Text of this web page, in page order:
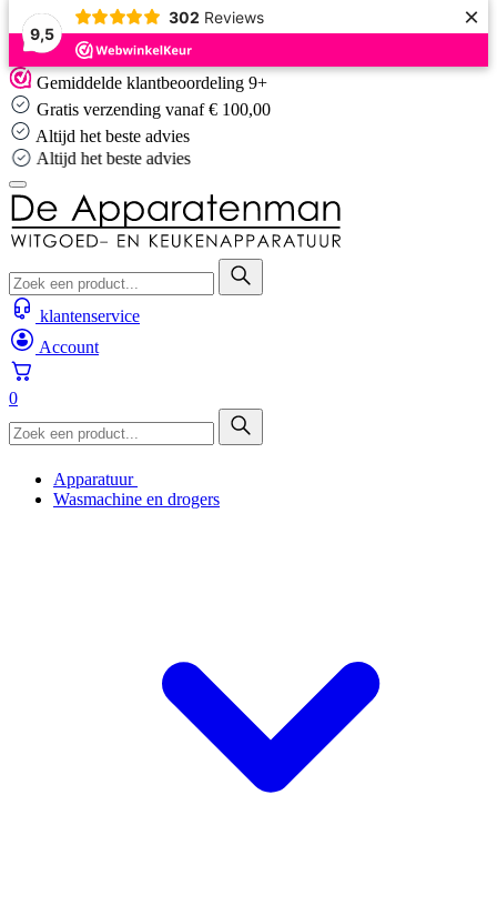
9,5
302 Reviews ×
Skip
to
content
Gemiddelde klantbeoordeling 9+
Gratis verzending vanaf € 100,00
Altijd het beste advies
Altijd het beste advies
klantenservice
Account
0
Apparatuur
Wasmachine en drogers